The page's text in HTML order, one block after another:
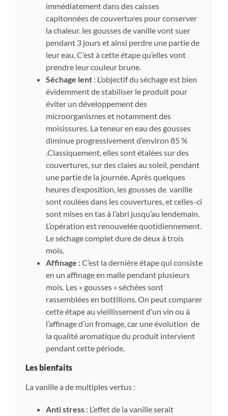
immédiatement dans des caisses
capitonnées de couvertures pour conserver
la chaleur. les gousses de vanille vont suer
pendant 3 jours et ainsi perdre une partie de
leur eau. C’est à cette étape qu’elles vont
prendre leur couleur brune.
Séchage lent: L’objectif du séchage est bien
évidemment de stabiliser le produit pour
éviter un développement des
microorganismes et notamment des
moisissures. La teneur en eau des gousses
diminue progressivement d’environ 85 %
.Classiquement, elles sont étalées sur des
couvertures, sur des claies au soleil, pendant
une partie de la journée. Après quelques
heures d’exposition, les gousses de vanille
sont roulées dans les couvertures, et celles-ci
sont mises en tas à l’abri jusqu’au lendemain.
L’opération est renouvelée quotidiennement.
Le séchage complet dure de deux à trois
mois.
Affinage :C’est la dernière étape qui consiste
en un affinage en malle pendant plusieurs
mois. Les « gousses » séchées sont
rassemblées en bottillons. On peut comparer
cette étape au vieillissement d’un vin ou à
l’affinage d’un fromage, car une évolution de
la qualité aromatique du produit intervient
pendant cette période.
Les bienfaits
La vanille a de multiples vertus :
Anti stress: L’effet de la vanille serait